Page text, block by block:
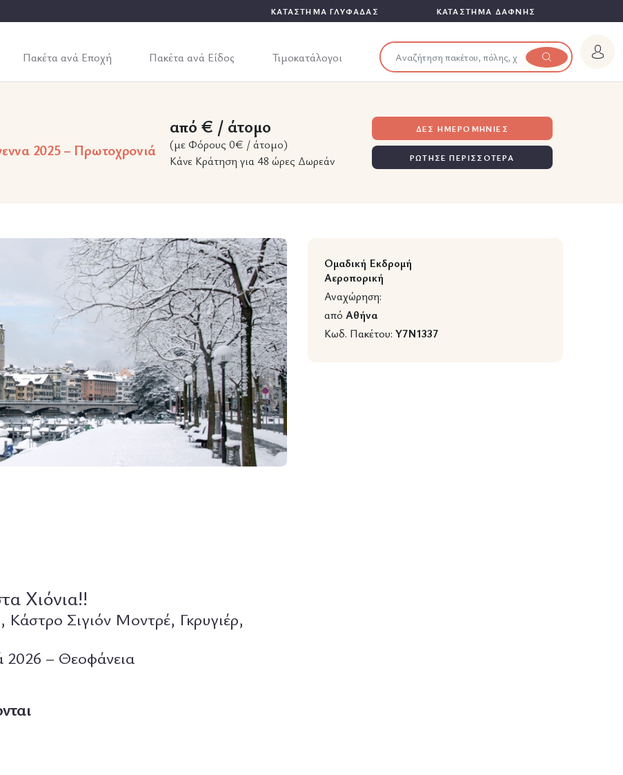
ΚΑΤΑΣΤΗΜΑ ΓΛΥΦΑΔΑΣ ΚΑΤΑΣΤΗΜΑ ΔΑΦΝΗΣ
Πακέτα ανά Εποχή Πακέτα ανά Είδος Τιμοκατάλογοι
2025 – Πρωτοχρονιά
από € / άτομο
(με Φόρους 0€ / άτομο)
Κάνε Κράτηση για 48 ώρες Δωρεάν
ΔΕΣ ΗΜΕΡΟΜΗΝΙΕΣ
ΡΩΤΗΣΕ ΠΕΡΙΣΣΟΤΕΡΑ
Ομαδική Εκδρομή
Αεροπορική
Αναχώρηση:
από Αθήνα
Κωδ. Πακέτου: Y7N1337
Χιόνια!!
Σιγιόν Μοντρέ, Γκρυγιέρ,
2026 – Θεοφάνεια